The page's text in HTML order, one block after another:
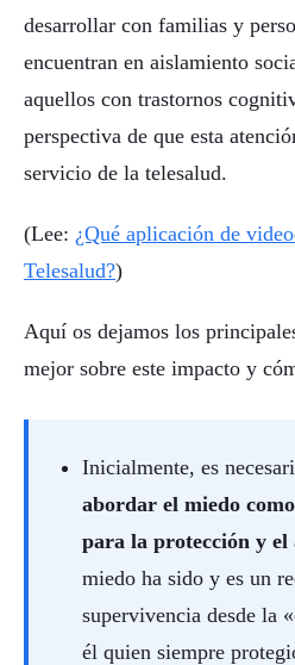
desarrollar con familias y
encuentran en aislamiento
aquellos con trastornos
perspectiva de que esta
servicio de la telesalud.
(Lee: ¿Qué aplicación de
Telesalud?)
Aquí os dejamos los
mejor sobre este impacto y
Inicialmente, es
abordar el miedo
para la protección y el
miedo ha sido y es un
supervivencia desde la
él quien siempre